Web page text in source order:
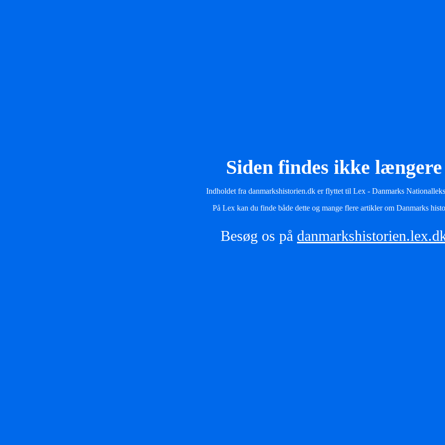
Siden findes ikke længere
Indholdet fra danmarkshistorien.dk er flyttet til Lex - Danmarks
På Lex kan du finde både dette og mange flere artikler om Danmarks
Besøg os på